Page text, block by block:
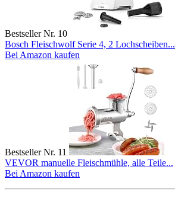
Bestseller Nr. 10
Bosch Fleischwolf Serie 4, 2 Lochscheiben...
Bei Amazon kaufen
Bestseller Nr. 11
VEVOR manuelle Fleischmühle, alle Teile...
Bei Amazon kaufen